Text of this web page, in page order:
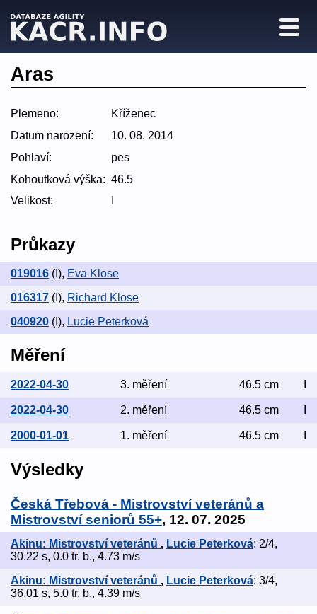
Aras
Plemeno:
Kříženec
Datum narození:
10. 08. 2014
Pohlaví:
pes
Kohoutková výška: 46.5
Velikost:
Průkazy
019016 (I), Eva Klose
016317 (I), Richard Klose
040920 (I), Lucie Peterková
Měření
2022-04-30 3. měření 46.5 cm
2022-04-30 2. měření 46.5 cm
2000-01-01 1. měření 46.5 cm
Výsledky
Česká Třebová - Mistrovství veteránů a
Mistrovství seniorů 55+, 12. 07. 2025
Akinu: Mistrovství veteránů , Lucie Peterková: 2/4,
30.22 s, 0.0 tr. b., 4.73 m/s
Akinu: Mistrovství veteránů , Lucie Peterková: 3/4,
36.01 s, 5.0 tr. b., 4.39 m/s